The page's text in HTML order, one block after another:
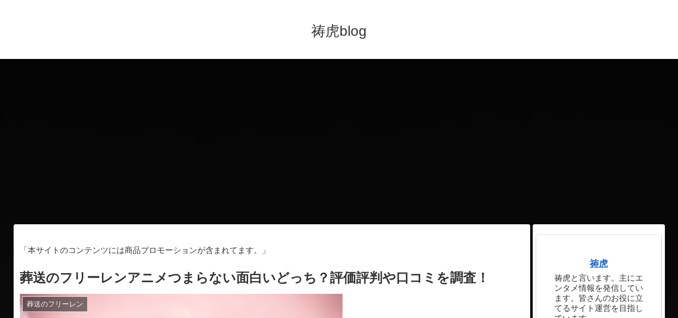
祷虎blog
「本サイトのコンテンツには商品プロモーションが含まれてます。」
葬送のフリーレンアニメつまらない面白いどっち？評価評判や口コミを調査！
葬送のフリーレン
祷虎
祷虎と言います。主にエ
ンタメ情報を発信してい
ます。皆さんのお役に立
てるサイト運営を目指し